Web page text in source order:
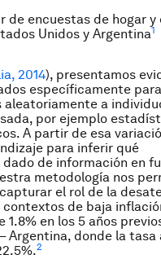
de encuestas de hogar y
Unidos y Argentina1
2014), presentamos
específicamente para
a
por ejemplo
A partir de esa
para inferir qué
de información en
metodología nos
el rol de la
de baja
en los 5 años
Argentina, donde la tasa
2